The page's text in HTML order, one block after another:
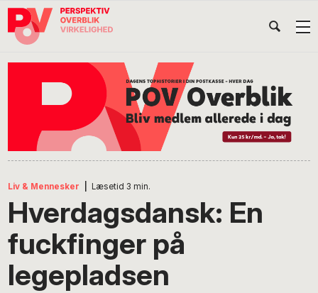
Gå
direkte
Skip
indhold
Gå
direkte
Liv & Mennesker Læsetid 3 min.
Hverdagsdansk: En
fuckfinger på
legepladsen